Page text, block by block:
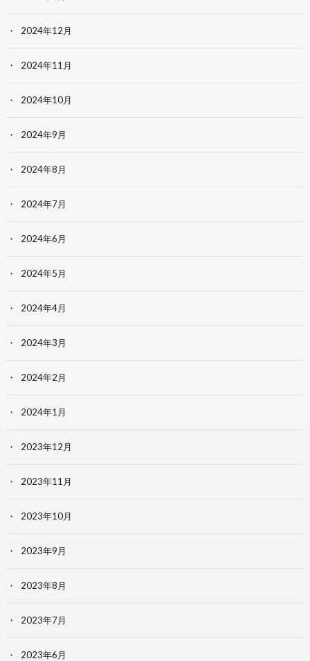
2024年12月
2024年11月
2024年10月
2024年9月
2024年8月
2024年7月
2024年6月
2024年5月
2024年4月
2024年3月
2024年2月
2024年1月
2023年12月
2023年11月
2023年10月
2023年9月
2023年8月
2023年7月
2023年6月